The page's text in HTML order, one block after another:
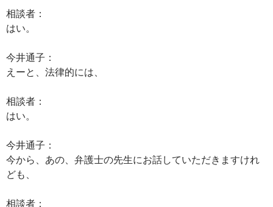
相談者：
はい。
今井通子：
えーと、法律的には、
相談者：
はい。
今井通子：
今から、あの、弁護士の先生にお話していただきますけれ
ども、
相談者：